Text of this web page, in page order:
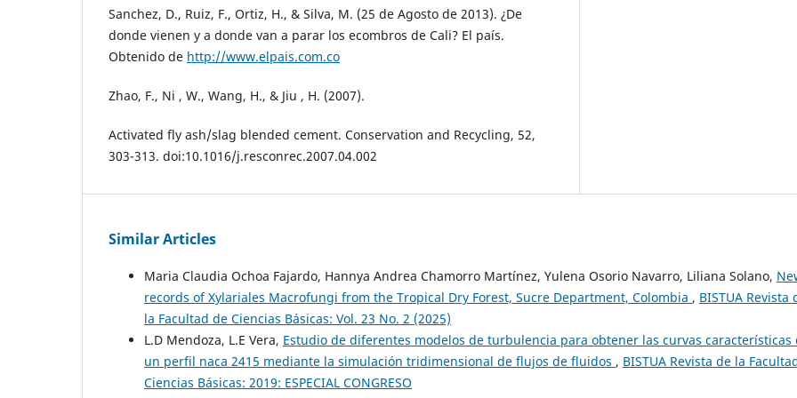
Sanchez, D., Ruiz, F., Ortiz, H., & Silva, M. (25 de Agosto de 2013). ¿De
donde vienen y a donde van a parar los ecombros de Cali? El país.
Obtenido de http://www.elpais.com.co
Zhao, F., Ni , W., Wang, H., & Jiu , H. (2007).
Activated fly ash/slag blended cement. Conservation and Recycling, 52,
303-313. doi:10.1016/j.resconrec.2007.04.002
Similar Articles
Maria Claudia Ochoa Fajardo, Hannya Andrea Chamorro Martínez, Yulena Osorio Navarro, Liliana Solano,
records of Xylariales Macrofungi from the Tropical Dry Forest, Sucre Department, Colombia , BISTUA Revista
la Facultad de Ciencias Básicas: Vol. 23 No. 2 (2025)
L.D Mendoza, L.E Vera, Estudio de diferentes modelos de turbulencia para obtener las curvas características
un perfil naca 2415 mediante la simulación tridimensional de flujos de fluidos , BISTUA Revista de la
Ciencias Básicas: 2019: ESPECIAL CONGRESO